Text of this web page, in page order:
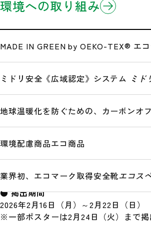
広告・メディア情報
環境への取り組み
MADE IN GREEN by OEKO-TEX® エ
ミドリ安全《広域認定》システム ミド
地球温暖化を防ぐための、カーボンオフ
環境配慮商品エコ商品
業界初、エコマーク取得安全靴エコス
～ 受験生の現場、受験会場へ向かうそ
場・早稲田エリアの駅に掲出いたしま
セージを届ける取り組みです。試験当
＜プレスリリース（PDF）＞
プレスリリース（PDF：約1MB）
広告の特徴
本ポスターは受験シーズンに合わせ
します。受験生が「その場で確認でき
前向きに一歩を後押しします。また、
生にとって納得感のある内容としてい
● 掲出期間
2026年2月16日（月）～2月22日（日）
※一部ポスターは2月24日（火）まで掲